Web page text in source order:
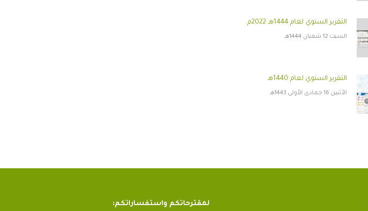
التقرير السنوي لعام 1444هـ 2022م
السبت 12 شعبان 1444هـ
التقرير السنوي لعام 1440هـ
الأثنين 16 جمادى الأولى 1443هـ
لمقترحاتكم واستفساراتكم: